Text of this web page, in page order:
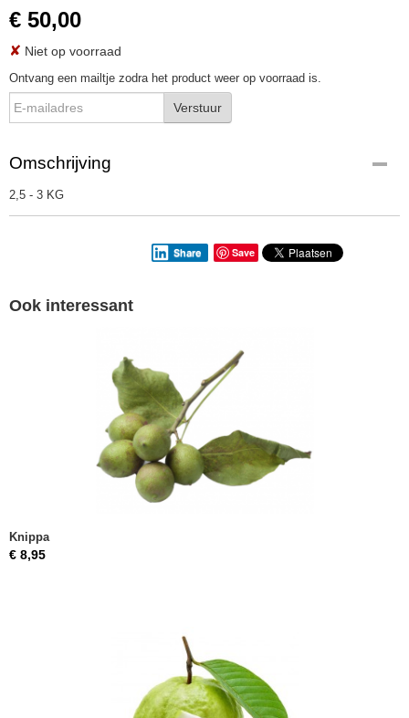
€ 50,00
✘ Niet op voorraad
Ontvang een mailtje zodra het product weer op voorraad is.
Verstuur
Omschrijving
2,5 - 3 KG
Share Save
Ook interessant
Knippa
€ 8,95